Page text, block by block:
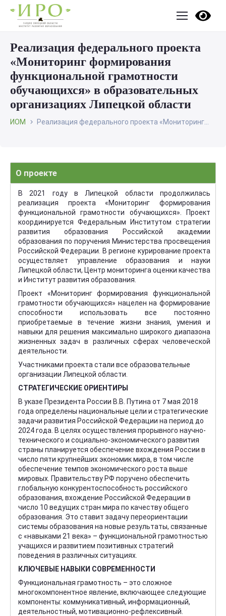
Реализация федерального проекта
«Мониторинг формирования
функциональной грамотности
обучающихся» в образовательных
организациях Липецкой области
ИОМ Реализация федерального проекта «Мониторинг...
О проекте
В 2021 году в Липецкой области продолжилась
реализация проекта «Мониторинг формирования
функциональной грамотности обучающихся». Проект
координируется Федеральным Институтом стратегии
развития образования Российской академии
образования по поручения Министерства просвещения
Российской Федерации. В регионе курирование проекта
осуществляет управление образования и науки
Липецкой области, Центр мониторинга оценки качества
и Институт развития образования.
Проект «Мониторинг формирования функциональной
грамотности обучающихся» нацелен на формирование
способности использовать все постоянно
приобретаемые в течение жизни знания, умения и
навыки для решения максимально широкого диапазона
жизненных задач в различных сферах человеческой
деятельности.
Участниками проекта стали все образовательные
организации Липецкой области.
СТРАТЕГИЧЕСКИЕ ОРИЕНТИРЫ
В указе Президента России В.В. Путина от 7 мая 2018
года определены национальные цели и стратегические
задачи развития Российской Федерации на период до
2024 года. В целях осуществления прорывного научно-
технического и социально-экономического развития
страны планируется обеспечение вхождения России в
число пяти крупнейших экономик мира, в том числе
обеспечение темпов экономического роста выше
мировых. Правительству РФ поручено обеспечить
глобальную конкурентоспособность российского
образования, вхождение Российской Федерации в
число 10 ведущих стран мира по качеству общего
образования. Это ставит задачу переориентации
системы образования на новые результаты, связанные
с «навыками 21 века» – функциональной грамотностью
учащихся и развитием позитивных стратегий
поведения в различных ситуациях.
КЛЮЧЕВЫЕ НАВЫКИ СОВРЕМЕННОСТИ
Функциональная грамотность – это сложное
многокомпонентное явление, включающее следующие
компоненты: коммуникативный, информационный,
деятельностный, мотивационно-рефлексивный.